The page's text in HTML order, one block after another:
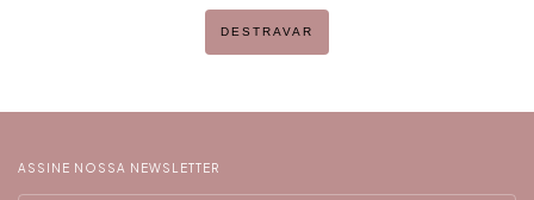
DESTRAVAR
ASSINE NOSSA NEWSLETTER